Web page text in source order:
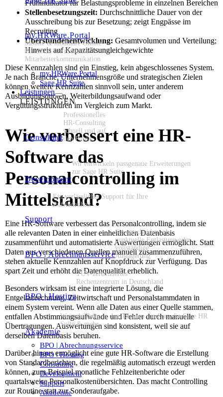
my.HRWare.Portal
Mobile & modulare Online-
Plattform für moderne
Mitarbeiterkommunikation
my.HRWare.Portal
Sage HR Suite
Leistungen
LEISTUNGEN
Consulting
Professionelles
HR-Consulting
schnell und auf
den Punkt
Development
Wir entwickeln passgenaue Erweiterungen
zur Sage HR Suite
Support
Ein verlässlicher Support für Ihre
Zufriedenheit
BPO | Abrechnunsservice
Sie entscheiden, ob
punktuelle Entlastung oder
vollständige
Auslagerung
BPO | Hosting
TÜV-zertifiziertes
Rechenzentrum in Deutschland
Akademie
Weiterbildung in den Themen rund um die Sage HR
Suite & mehr
BPO | Abrechnungsservice
BPO | Hosting
Consulting
Development
Support
Akademie
Frühindikator für Belastungsprobleme in einzelnen Bereichen
Stellenbesetzungszeit: Durchschnittliche Dauer von der
Ausschreibung bis zur Besetzung; zeigt Engpässe im
Recruiting
Überstundenentwicklung: Gesamtvolumen und Verteilung;
Hinweis auf Kapazitätsungleichgewichte
Diese Kennzahlen sind ein Einstieg, kein abgeschlossenes System.
Je nach Branche, Unternehmensgröße und strategischen Zielen
können weitere Kennzahlen sinnvoll sein, unter anderem
Ausbildungsquoten, Weiterbildungsaufwand oder
Vergütungsstrukturen im Vergleich zum Markt.
Wie verbessert eine HR-
Software das
Personalcontrolling im
Mittelstand?
Eine HR-Software verbessert das Personalcontrolling, indem sie
alle relevanten Daten in einer einheitlichen Datenbasis
zusammenführt und automatisierte Auswertungen ermöglicht. Statt
Daten aus verschiedenen Quellen manuell zusammenzuführen,
stehen aktuelle Kennzahlen auf Knopfdruck zur Verfügung. Das
spart Zeit und erhöht die Datenqualität erheblich.
Besonders wirksam ist eine integrierte Lösung, die
Entgeltabrechnung, Zeitwirtschaft und Personalstammdaten in
einem System vereint. Wenn alle Daten aus einer Quelle stammen,
entfallen Abstimmungsaufwände und Fehler durch manuelle
Übertragungen. Auswertungen sind konsistent, weil sie auf
derselben Datenbasis beruhen.
Darüber hinaus ermöglicht eine gute HR-Software die Erstellung
von Standardberichten, die regelmäßig automatisch erzeugt werden
können, zum Beispiel monatliche Fehlzeitenberichte oder
quartalsweise Personalkostenübersichten. Das macht Controlling
zur Routine statt zur Sonderaufgabe.